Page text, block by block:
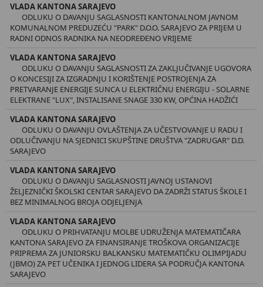
VLADA KANTONA SARAJEVO
ODLUKU O DAVANJU SAGLASNOSTI KANTONALNOM JAVNOM
KOMUNALNOM PREDUZEĆU "PARK" D.O.O. SARAJEVO ZA PRIJEM U
RADNI ODNOS RADNIKA NA NEODREĐENO VRIJEME
VLADA KANTONA SARAJEVO
ODLUKU O DAVANJU SAGLASNOSTI ZA ZAKLJUČIVANJE UGOVORA
O KONCESIJI ZA IZGRADNJU I KORIŠTENJE POSTROJENJA ZA
PRETVARANJE ENERGIJE SUNCA U ELEKTRIČNU ENERGIJU - SOLARNE
ELEKTRANE "LUX", INSTALISANE SNAGE 330 KW, OPĆINA HADŽIĆI
VLADA KANTONA SARAJEVO
ODLUKU O DAVANJU OVLAŠTENJA ZA UČESTVOVANJE U RADU I
ODLUČIVANJU NA SJEDNICI SKUPŠTINE DRUŠTVA "ZADRUGAR" D.D.
SARAJEVO
VLADA KANTONA SARAJEVO
ODLUKU O DAVANJU SAGLASNOSTI JAVNOJ USTANOVI
ŽELJEZNIČKI ŠKOLSKI CENTAR SARAJEVO DA ZADRŽI STATUS ŠKOLE I
BEZ MINIMALNOG BROJA ODJELJENJA
VLADA KANTONA SARAJEVO
ODLUKU O PRIHVATANJU MOLBE UDRUŽENJA MATEMATIČARA
KANTONA SARAJEVO ZA FINANSIRANJE TROŠKOVA ORGANIZACIJE
PRIPREMA ZA JUNIORSKU BALKANSKU MATEMATIČKU OLIMPIJADU
(JBMO) ZA PET UČENIKA I JEDNOG LIDERA SA PODRUČJA KANTONA
SARAJEVO